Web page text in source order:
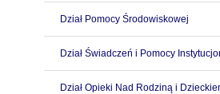
Dział Pomocy Środowiskowej
Dział Świadczeń i Pomocy
Dział Opieki Nad Rodziną i